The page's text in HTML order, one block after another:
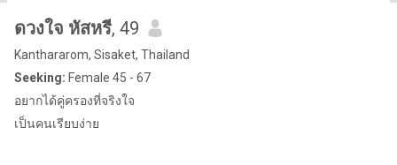
ดวงใจ หัสหรี, 49
Kanthararom, Sisaket, Thailand
Seeking: Female 45 - 67
อยากได้คู่ครองที่จริงใจ
เป็นคนเรียบง่าย